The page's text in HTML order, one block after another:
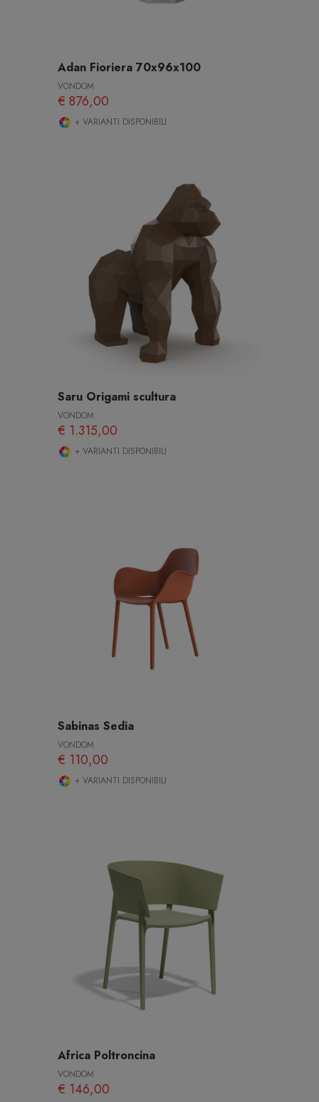
Adan Fioriera 70x96x100
VONDOM
€ 876,00
+ VARIANTI DISPONIBILI
Saru Origami scultura
VONDOM
€ 1.315,00
+ VARIANTI DISPONIBILI
Sabinas Sedia
VONDOM
€ 110,00
+ VARIANTI DISPONIBILI
Africa Poltroncina
VONDOM
€ 146,00